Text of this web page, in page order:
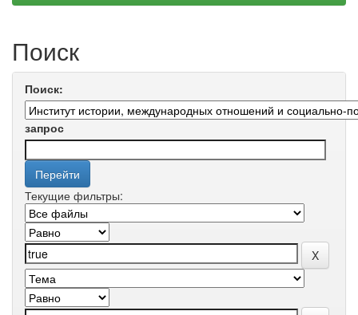
Поиск
Поиск:
запрос
Текущие фильтры: